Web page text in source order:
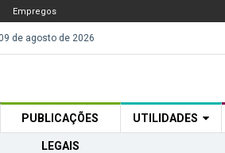
Empregos
de agosto de 2026
PUBLICAÇÕES
LEGAIS
UTILIDADES